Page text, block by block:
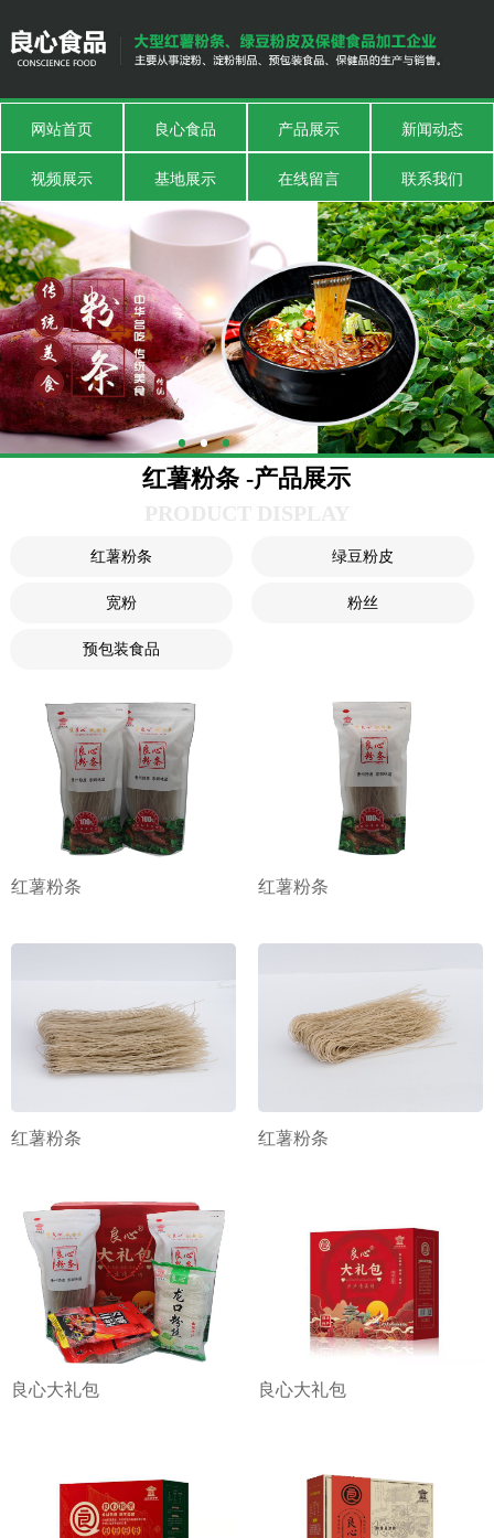
网站首页 良心食品 产品展示 新闻动态
视频展示 基地展示 在线留言 联系我们
红薯粉条 -产品展示
红薯粉条 绿豆粉皮
宽粉 粉丝
预包装食品
红薯粉条 红薯粉条
红薯粉条 红薯粉条
良心大礼包 良心大礼包